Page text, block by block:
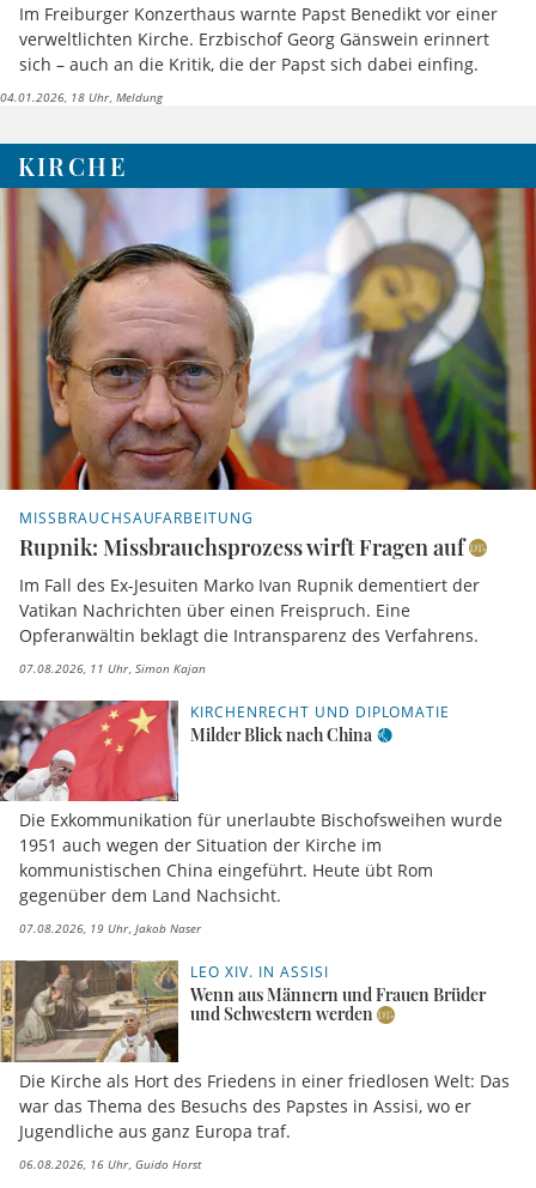
Im Freiburger Konzerthaus warnte Papst Benedikt vor einer
verweltlichten Kirche. Erzbischof Georg Gänswein erinnert
sich – auch an die Kritik, die der Papst sich dabei einfing.
04.01.2026, 18 Uhr Meldung
KIRCHE
MISSBRAUCHSAUFARBEITUNG
Rupnik: Missbrauchsprozess wirft Fragen auf
Im Fall des Ex-Jesuiten Marko Ivan Rupnik dementiert der
Vatikan Nachrichten über einen Freispruch. Eine
Opferanwältin beklagt die Intransparenz des Verfahrens.
07.08.2026, 11 Uhr Simon Kajan
KIRCHENRECHT UND DIPLOMATIE
Milder Blick nach China
Die Exkommunikation für unerlaubte Bischofsweihen wurde
1951 auch wegen der Situation der Kirche im
kommunistischen China eingeführt. Heute übt Rom
gegenüber dem Land Nachsicht.
07.08.2026, 19 Uhr Jakob Naser
LEO XIV. IN ASSISI
Wenn aus Männern und Frauen Brüder
und Schwestern werden
Die Kirche als Hort des Friedens in einer friedlosen Welt: Das
war das Thema des Besuchs des Papstes in Assisi, wo er
Jugendliche aus ganz Europa traf.
06.08.2026, 16 Uhr Guido Horst